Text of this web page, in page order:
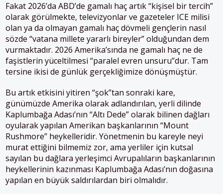
Fakat 2026’da ABD’de gamalı haç artık “kişisel bir tercih”
olarak görülmekte, televizyonlar ve gazeteler ICE milisi
olan ya da olmayan gamalı haç dövmeli gençlerin nasıl
sözde “vatana millete yararlı bireyler” olduğundan dem
vurmaktadır. 2026 Amerika’sında ne gamalı haç ne de
faşistlerin yüceltilmesi “paralel evren unsuru”dur. Tam
tersine ikisi de günlük gerçekliğimize dönüşmüştür.
Bu artık etkisini yitiren “şok”tan sonraki kare,
günümüzde Amerika olarak adlandırılan, yerli dilinde
Kaplumbağa Adası’nın “Altı Dede” olarak bilinen dağları
oyularak yapılan Amerikan başkanlarının “Mount
Rushmore” heykelleridir. Yönetmenin bu kareyle neyi
murat ettiğini bilmemiz zor, ama yerliler için kutsal
sayılan bu dağlara yerleşimci Avrupalıların başkanlarının
heykellerinin kazınması Kaplumbağa Adası’nın doğasına
yapılan en büyük saldırılardan biri olmalıdır.